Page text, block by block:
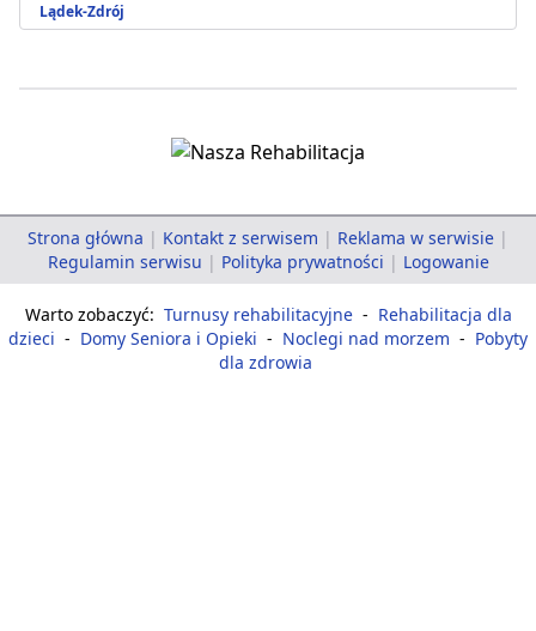
Lądek-Zdrój
Strona główna | Kontakt z serwisem | Reklama w serwisie |
Regulamin serwisu | Polityka prywatności | Logowanie
Warto zobaczyć: Turnusy rehabilitacyjne - Rehabilitacja dla
dzieci - Domy Seniora i Opieki - Noclegi nad morzem - Pobyty
dla zdrowia